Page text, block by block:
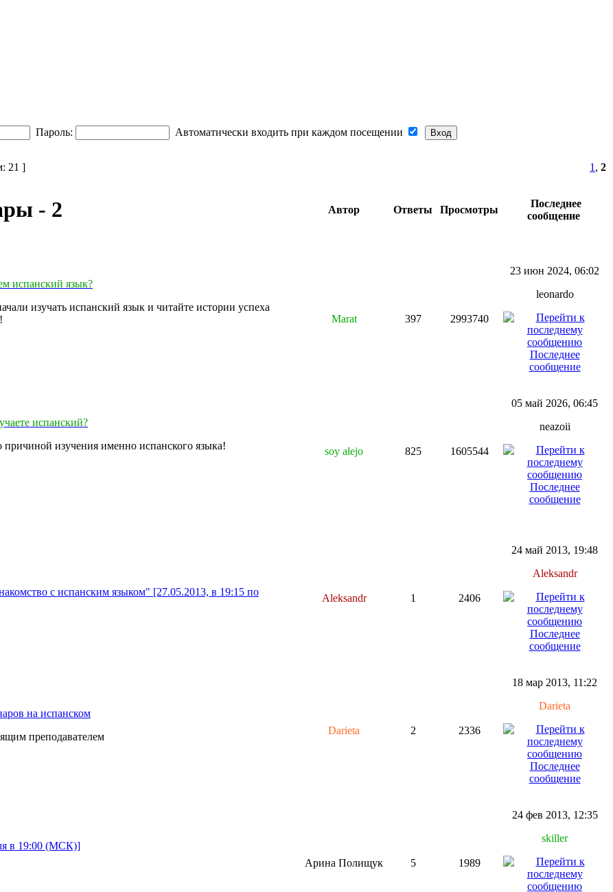
Пароль:
Автоматически входить при каждом посещении
21 ] 1 , 2
- 2 Автор Ответы Просмотры
Последнее
сообщение
испанский язык?
изучать испанский язык и читайте истории успеха
Marat 397 2993740
23 июн 2024, 06:02
leonardo
Последнее
сообщение
испанский?
причиной изучения именно испанского языка!
soy alejo 825 1605544
05 май 2026, 06:45
neazoii
Последнее
сообщение
с испанским языком" [27.05.2013, в 19:15 по
Aleksandr 1 2406
24 май 2013, 19:48
Aleksandr
Последнее
сообщение
на испанском
преподавателем
Darieta 2 2336
18 мар 2013, 11:22
Darieta
Последнее
сообщение
в 19:00 (МСК)]
Арина Полищук 5 1989
24 фев 2013, 12:35
skiller